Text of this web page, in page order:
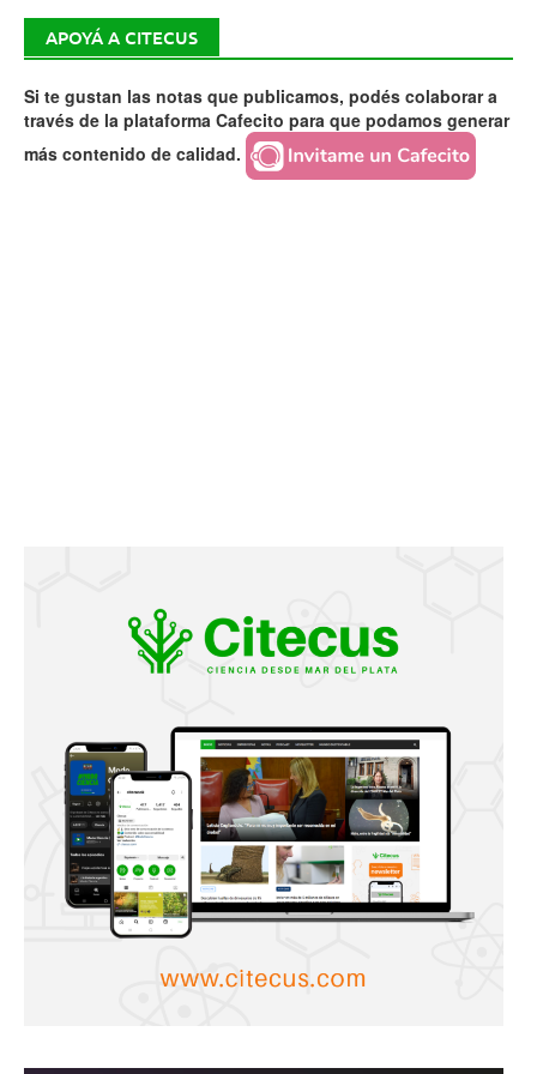
APOYÁ A CITECUS
Si te gustan las notas que publicamos, podés colaborar a
través de la plataforma Cafecito para que podamos generar
más contenido de calidad.